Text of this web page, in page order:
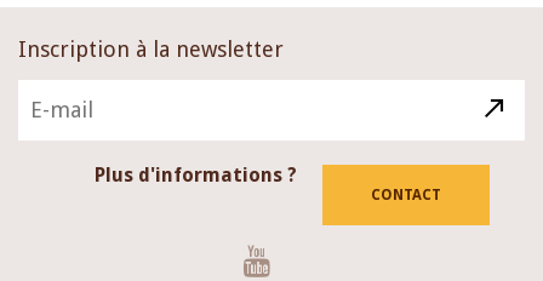
Inscription à la newsletter
Plus d'informations ?
CONTACT